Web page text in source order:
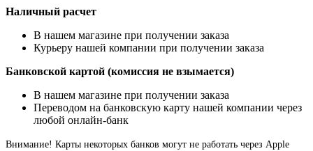
Наличный расчет
В нашем магазине при получении заказа
Курьеру нашей компании при получении заказа
Банковской картой (комиссия не взымается)
В нашем магазине при получении заказа
Переводом на банковскую карту нашей компании через
любой онлайн-банк
Внимание! Карты некоторых банков могут не работать через Apple